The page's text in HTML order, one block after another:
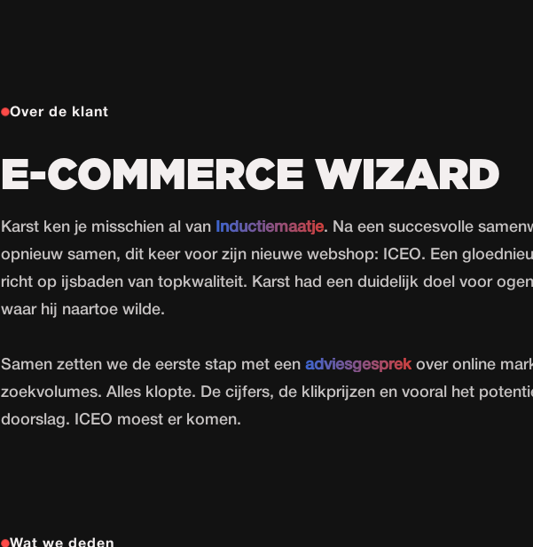
Over de klant
E-COMMERCE WIZARD
Karst ken je misschien al van Inductiemaatje. Na een succesvolle
opnieuw samen, dit keer voor zijn nieuwe webshop: ICEO. Een
richt op ijsbaden van topkwaliteit. Karst had een duidelijk doel voor
waar hij naartoe wilde.
Samen zetten we de eerste stap met een adviesgesprek over online
zoekvolumes. Alles klopte. De cijfers, de klikprijzen en vooral het
doorslag. ICEO moest er komen.
Wat we deden